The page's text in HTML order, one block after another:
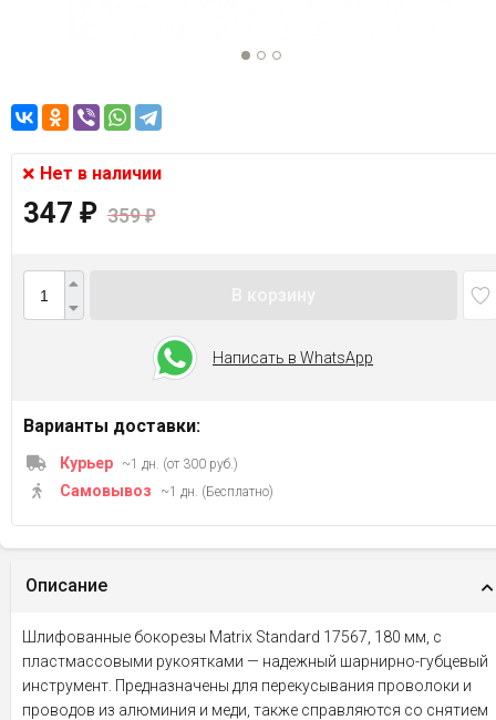
Нет в наличии
347 ₽ 359₽
Написать в WhatsApp
Варианты доставки:
Курьер ~1 дн. (от 300 руб.)
Самовывоз ~1 дн. (Бесплатно)
Описание
Шлифованные бокорезы Matrix Standard 17567, 180 мм, с
пластмассовыми рукоятками — надежный шарнирно-губцевый
инструмент. Предназначены для перекусывания проволоки и
проводов из алюминия и меди, также справляются со снятием